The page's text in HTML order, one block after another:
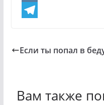
d
a
V
g
Если ты попал в
Вам также